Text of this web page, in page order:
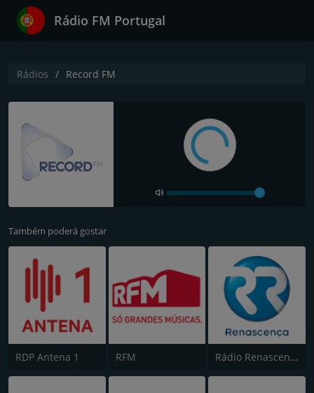
Rádio FM Portugal
Rádios Record FM
Também poderá gostar
RDP Antena 1 RFM Rádio Renascença